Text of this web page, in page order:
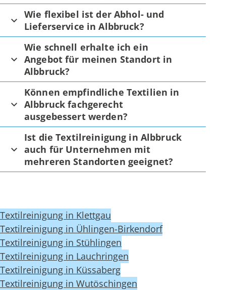
Wie flexibel ist der Abhol- und
Lieferservice in Albbruck?
Wie schnell erhalte ich ein
Angebot für meinen Standort in
Albbruck?
Können empfindliche Textilien in
Albbruck fachgerecht
ausgebessert werden?
Ist die Textilreinigung in Albbruck
auch für Unternehmen mit
mehreren Standorten geeignet?
Textilreinigung in Klettgau
Textilreinigung in Ühlingen-Birkendorf
Textilreinigung in Stühlingen
Textilreinigung in Lauchringen
Textilreinigung in Küssaberg
Textilreinigung in Wutöschingen